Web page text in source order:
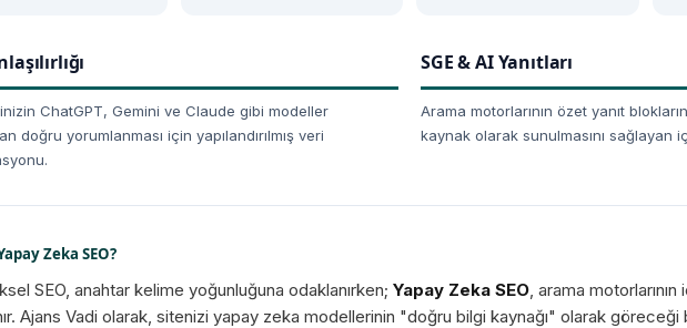
ChatGPT, Gemini ve Claude gibi modeller
doğru yorumlanması için yapılandırılmış veri
SGE & AI Yanıtları
Arama motorlarının özet yanıt
kaynak olarak sunulmasını sağlayan
Zeka SEO?
SEO, anahtar kelime yoğunluğuna odaklanırken; Yapay Zeka SEO, arama motorlarının
Ajans Vadi olarak, sitenizi yapay zeka modellerinin "doğru bilgi kaynağı" olarak